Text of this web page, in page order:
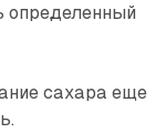
определенный
сахара еще